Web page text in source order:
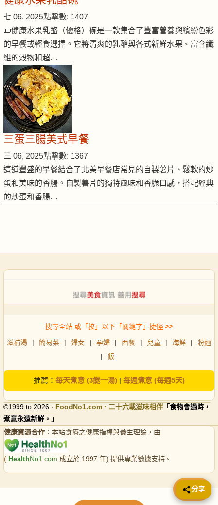
七 06, 2025點擊數: 1407
📜健康水果乳酪（優格）碗是一款集合了豐富營養與繽紛色彩
的早餐或輕食選擇。它將清爽的乳酪與各式新鮮水果、富含纖
維的穀物和超…
三蛋三腸美式早餐
三 06, 2025點擊數: 1367
這道豐盛的早餐結合了北美早餐店常見的自製薯片、鬆軟的炒
蛋和美味的香腸。自製薯片的獨特風味和香脆口感，搭配經典
的炒蛋和香腸…
搜尋全站 或「按」以下「關鍵字」捷徑 >>
滋補湯 | 簡易菜 | 婦女 | 孕婦 | 西餐 | 兒童 | 海鮮 |
粉麵
|
飯
推薦： 每天煮意 (3餸一湯)| 每週煮意 (每週5天)
©1999 to 2026 · FoodNo1.com · 二十六載滋味相伴 「食物會過時，
煮意永遠新鮮。」
健康資源合作 ：本站食療之健康指標與養生理論，由
( HealthNo1.com 成立於 1997 年) 提供專業數據支持。
📤 分享
分享